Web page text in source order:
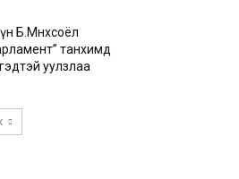
Б.Мөнхсоёл
танхимд
уулзлаа